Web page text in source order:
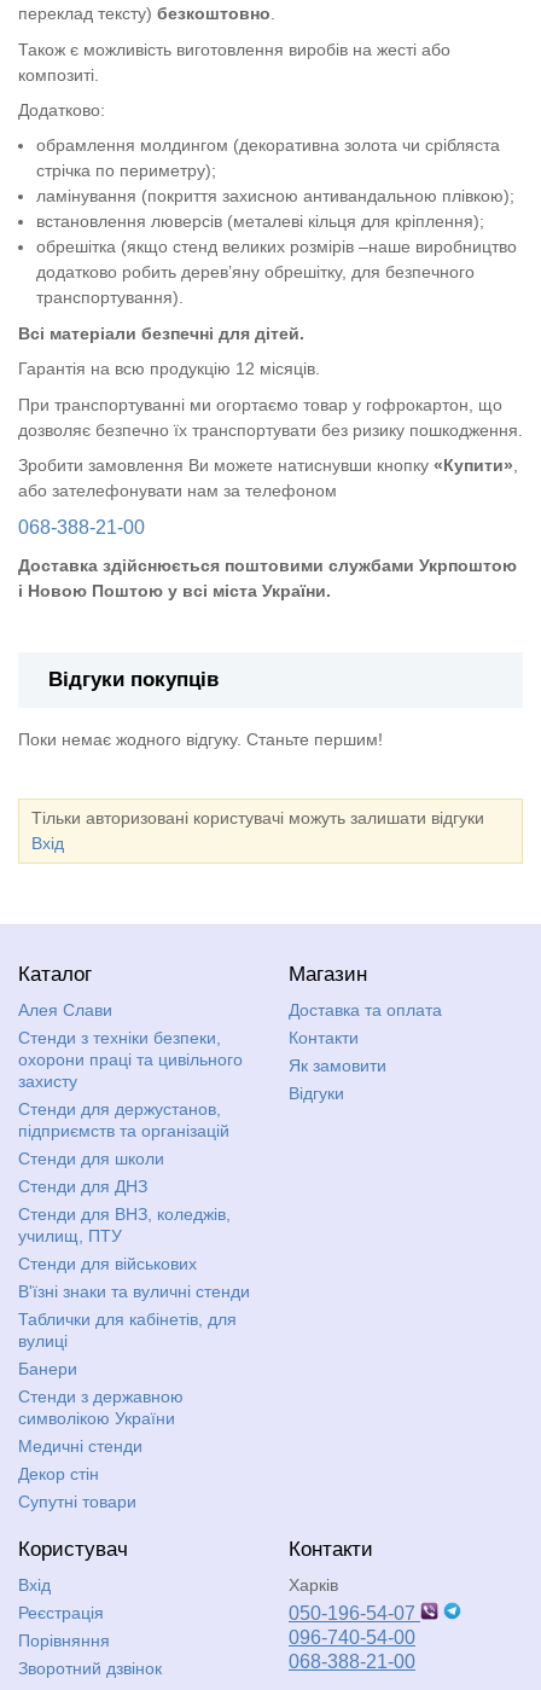
переклад тексту) безкоштовно.
Також є можливість виготовлення виробів на жесті або
композиті.
Додатково:
обрамлення молдингом (декоративна золота чи срібляста
стрічка по периметру);
ламінування (покриття захисною антивандальною плівкою);
встановлення люверсів (металеві кільця для кріплення);
обрешітка (якщо стенд великих розмірів –наше виробництво
додатково робить дерев’яну обрешітку, для безпечного
транспортування).
Всі матеріали безпечні для дітей.
Гарантія на всю продукцію 12 місяців.
При транспортуванні ми огортаємо товар у гофрокартон, що
дозволяє безпечно їх транспортувати без ризику пошкодження.
Зробити замовлення Ви можете натиснувши кнопку «Купити»
або зателефонувати нам за телефоном
068-388-21-00
Доставка здійснюється поштовими службами Укрпоштою
і Новою Поштою у всі міста України.
Відгуки покупців
Поки немає жодного відгуку. Станьте першим!
Тільки авторизовані користувачі можуть залишати відгуки
Вхід
Каталог
Алея Слави
Стенди з техніки безпеки,
охорони праці та цивільного
захисту
Стенди для держустанов,
підприємств та організацій
Стенди для школи
Стенди для ДНЗ
Стенди для ВНЗ, коледжів,
училищ, ПТУ
Стенди для військових
В'їзні знаки та вуличні стенди
Таблички для кабінетів, для
вулиці
Банери
Стенди з державною
символікою України
Медичні стенди
Декор стін
Супутні товари
Магазин
Доставка та оплата
Контакти
Як замовити
Відгуки
Користувач
Вхід
Реєстрація
Порівняння
Зворотний дзвінок
Контакти
Харків
050-196-54-07
096-740-54-00
068-388-21-00